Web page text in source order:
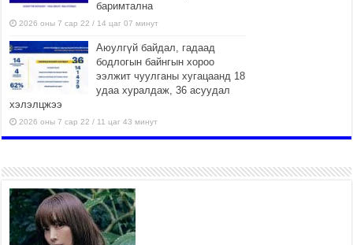
баримтална
2026 оны 7 сар 22 / 14 цаг 07 минут
Аюулгүй байдал, гадаад
бодлогын байнгын хороо
ээлжит чуулганы хугацаанд 18
удаа хуралдаж, 36 асуудал
хэлэлцжээ
2026 оны 7 сар 22 / 11 цаг 43 минут
боломжтой-Хүүхэд хөгжүүлэх
төв” байгуулах төсөлд төр,
хувийн хэвшлийн түншлэлийн хүрээнд хамтран
ажиллахыг урьж байна
2026 оны 7 сар 22 / 9 цаг 28 минут